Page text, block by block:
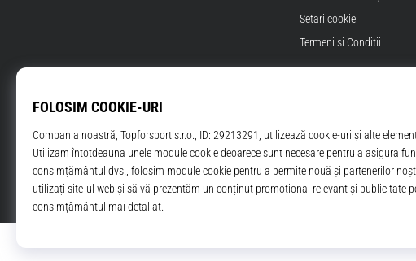
Setari cookie
Termeni si Conditii